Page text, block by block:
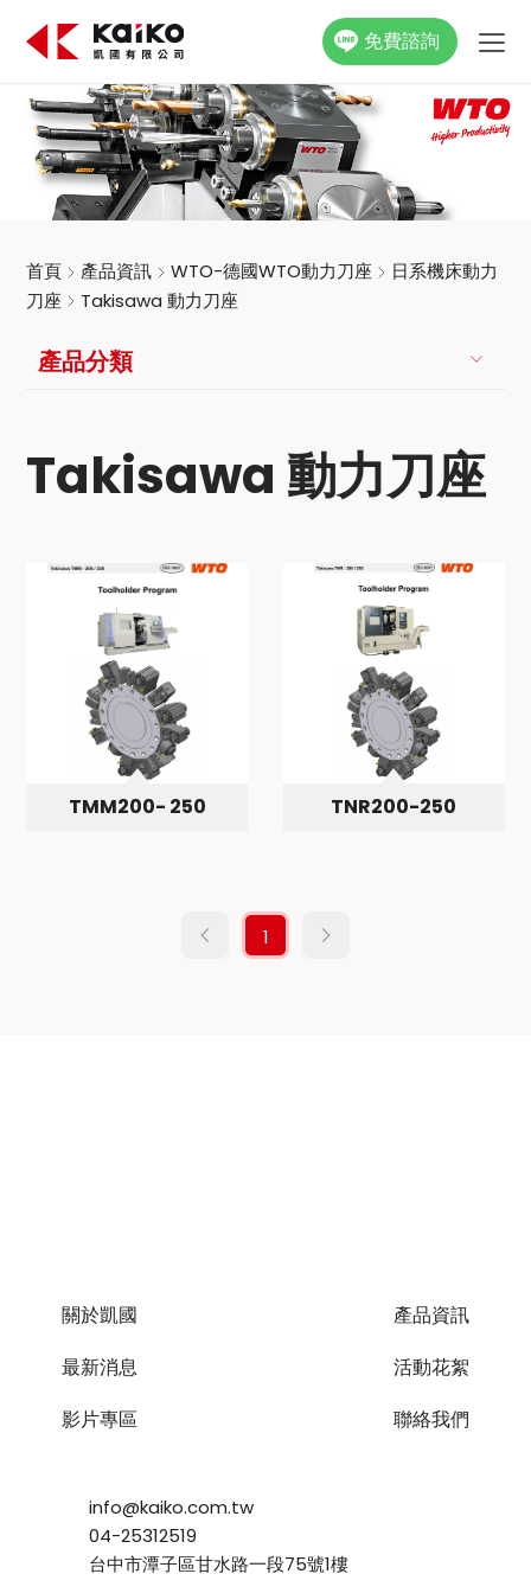
免費諮詢
關於凱國
產品資訊
最新消息
聯絡我們
首頁 產品資訊 WTO-德國WTO動力刀座
日系機床動力
刀座
Takisawa 動力刀座
產品分類
Takisawa 動力刀座
TMM200- 250 TNR200-250
1
關於凱國
產品資訊
最新消息
活動花絮
影片專區
聯絡我們
info@kaiko.com.tw
04-25312519
台中市潭子區甘水路一段75號1樓